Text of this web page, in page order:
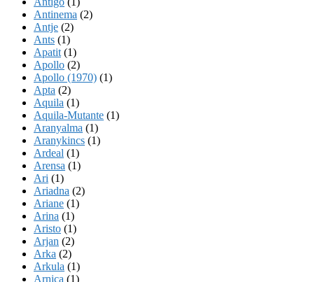
Antinema (2)
Antje (2)
Ants (1)
Apatit (1)
Apollo (2)
Apollo (1970) (1)
Apta (2)
Aquila (1)
Aquila-Mutante (1)
Aranyalma (1)
Aranykincs (1)
Ardeal (1)
Arensa (1)
Ari (1)
Ariadna (2)
Ariane (1)
Arina (1)
Aristo (1)
Arjan (2)
Arka (2)
Arkula (1)
Arnica (1)